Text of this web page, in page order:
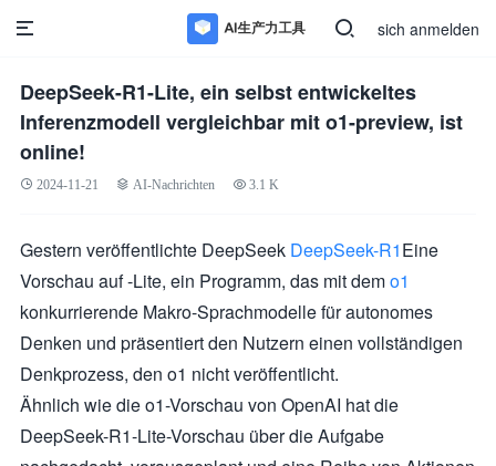
sich anmelden
DeepSeek-R1-Lite, ein selbst entwickeltes
Inferenzmodell vergleichbar mit o1-preview, ist
online!
2024-11-21 AI-Nachrichten 3.1 K
Gestern veröffentlichte DeepSeek DeepSeek-R1Eine
Vorschau auf -Lite, ein Programm, das mit demo1
konkurrierende Makro-Sprachmodelle für autonomes
Denken und präsentiert den Nutzern einen vollständigen
Denkprozess, den o1 nicht veröffentlicht.
Ähnlich wie die o1-Vorschau von OpenAI hat die
DeepSeek-R1-Lite-Vorschau über die Aufgabe